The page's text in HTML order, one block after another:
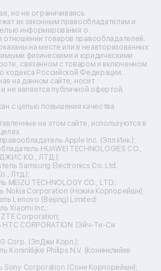
питания
видения
рук
но не ограничиваясь
их законным правообладателям и
информирования о
отношении товаров правообладателей.
на месте или в неавторизованных
физическими и юридическими
связанном с товаром и включенном
кодекса Российской Федерации.
на данном сайте, носит
не является публичной офертой.
с целью повышения качества
на этом сайте, используются в
Apple Inc. (Эпл Инк.);
HUAWEI TECHNOLOGIES CO.,
КО., ЛТД.);
Samsung Electronics Co. Ltd.
Лтд.);
MEIZU TECHNOLOGY CO., LTD.;
Nokia Corporation (Нокиа Корпорейшн);
Lenovo (Beijing) Limited;
Xiaomi Inc.;
Corporation;
CORPORATION (Эйч-Ти-Си
Corp. (ЭлДжи Корп.);
Koninklijke Philips N.V. (Конинклийке
Sony Corporation (Сони Корпорейшн);